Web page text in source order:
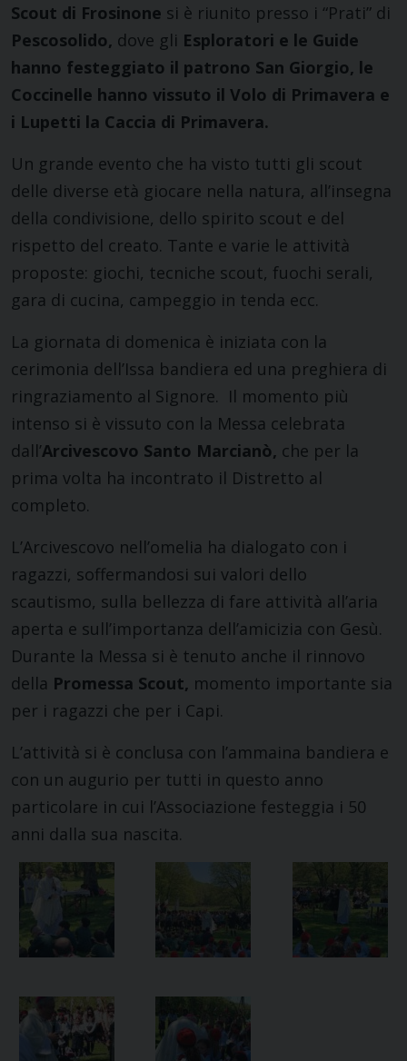
Scout di Frosinone si è riunito presso i “Prati” di
Pescosolido, dove gli Esploratori e le Guide
hanno festeggiato il patrono San Giorgio, le
Coccinelle hanno vissuto il Volo di Primavera e
i Lupetti la Caccia di Primavera.
Un grande evento che ha visto tutti gli scout
delle diverse età giocare nella natura, all’insegna
della condivisione, dello spirito scout e del
rispetto del creato. Tante e varie le attività
proposte: giochi, tecniche scout, fuochi serali,
gara di cucina, campeggio in tenda ecc.
La giornata di domenica è iniziata con la
cerimonia dell’Issa bandiera ed una preghiera di
ringraziamento al Signore. Il momento più
intenso si è vissuto con la Messa celebrata
dall’Arcivescovo Santo Marcianò, che per la
prima volta ha incontrato il Distretto al
completo.
L’Arcivescovo nell’omelia ha dialogato con i
ragazzi, soffermandosi sui valori dello
scautismo, sulla bellezza di fare attività all’aria
aperta e sull’importanza dell’amicizia con Gesù.
Durante la Messa si è tenuto anche il rinnovo
della Promessa Scout, momento importante sia
per i ragazzi che per i Capi.
L’attività si è conclusa con l’ammaina bandiera e
con un augurio per tutti in questo anno
particolare in cui l’Associazione festeggia i 50
anni dalla sua nascita.